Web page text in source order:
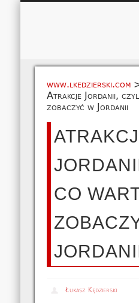
O
www.lkedzierski.com
Atrakcje Jordanii,
zobaczyć w Jordanii
CO
Łukasz Kędzierski